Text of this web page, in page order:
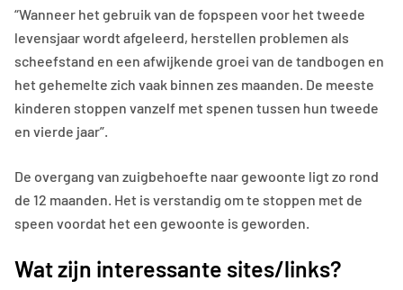
“Wanneer het gebruik van de fopspeen voor het tweede
levensjaar wordt afgeleerd, herstellen problemen als
scheefstand en een afwijkende groei van de tandbogen en
het gehemelte zich vaak binnen zes maanden. De meeste
kinderen stoppen vanzelf met spenen tussen hun tweede
en vierde jaar”.
De overgang van zuigbehoefte naar gewoonte ligt zo rond
de 12 maanden. Het is verstandig om te stoppen met de
speen voordat het een gewoonte is geworden.
Wat zijn interessante sites/links?